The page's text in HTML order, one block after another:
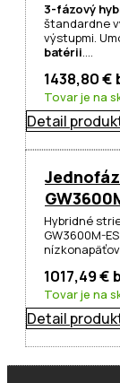
3-fázový
štandardne
výstupmi.
batérii.…
1438,80€
Tovar je na
Detail
Hybridné
GW3600M-
1017,49€
Tovar je na
Detail